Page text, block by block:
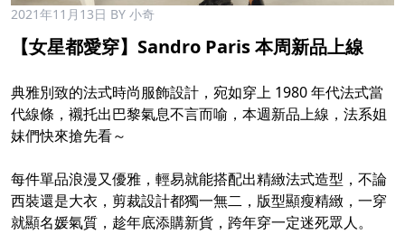
2021年11月13日 BY 小奇
【女星都愛穿】Sandro Paris 本周新品上線
典雅別致的法式時尚服飾設計，宛如穿上 1980 年代法式當
代線條，襯托出巴黎氣息不言而喻，本週新品上線，法系姐
妹們快來搶先看～
每件單品浪漫又優雅，輕易就能搭配出精緻法式造型，不論
西裝還是大衣，剪裁設計都獨一無二，版型顯瘦精緻，一穿
就顯名媛氣質，趁年底添購新貨，跨年穿一定迷死眾人。